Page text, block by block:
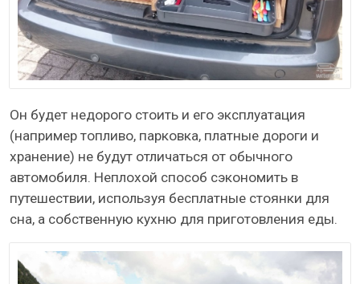
Он будет недорого стоить и его эксплуатация
(например топливо, парковка, платные дороги и
хранение) не будут отличаться от обычного
автомобиля. Неплохой способ сэкономить в
путешествии, используя бесплатные стоянки для
сна, а собственную кухню для приготовления еды.